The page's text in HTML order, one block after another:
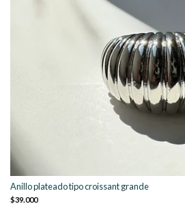
Anillo plateado tipo croissant grande
$39.000